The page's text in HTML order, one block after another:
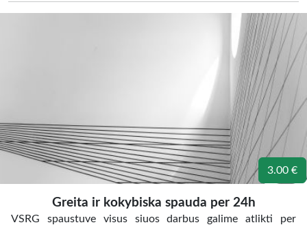
3.00 €
Greita ir kokybiska spauda per 24h
VSRG spaustuve visus siuos darbus galime atlikti per